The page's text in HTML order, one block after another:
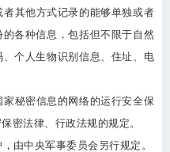
者其他方式记录的能够单独或者
各种信息，包括但不限于自然
个人生物识别信息、住址、电
秘密信息的网络的运行安全保
密法律、行政法规的规定。
由中央军事委员会另行规定。